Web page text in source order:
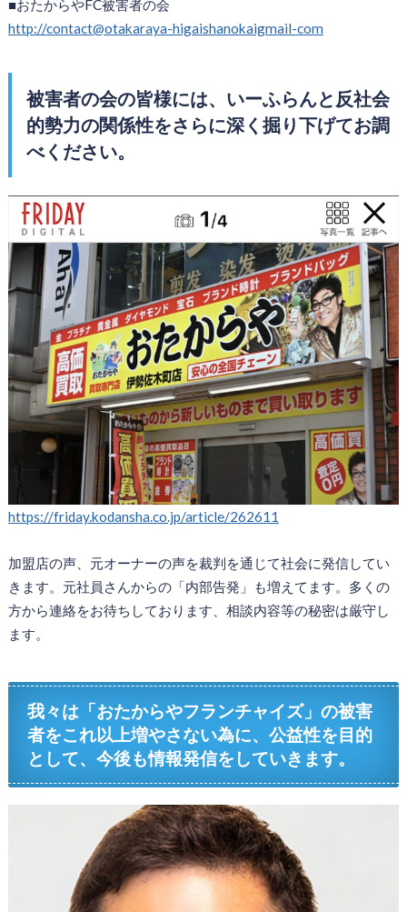
■おたからやFC被害者の会
http://contact@otakaraya-higaishanokaigmail-com
被害者の会の皆様には、いーふらんと反社会
的勢力の関係性をさらに深く掘り下げてお調
べください。
https://friday.kodansha.co.jp/article/262611
加盟店の声、元オーナーの声を裁判を通じて社会に発信してい
きます。元社員さんからの「内部告発」も増えてます。多くの
方から連絡をお待ちしております、相談内容等の秘密は厳守し
ます。
我々は「おたからやフランチャイズ」の被害
者をこれ以上増やさない為に、公益性を目的
として、今後も情報発信をしていきます。